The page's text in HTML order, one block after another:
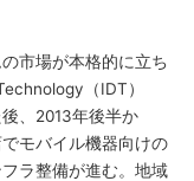
市場が本格的に立ち
（IDT）
、2013年後半か
モバイル機器向けの
ラ整備が進む。地域